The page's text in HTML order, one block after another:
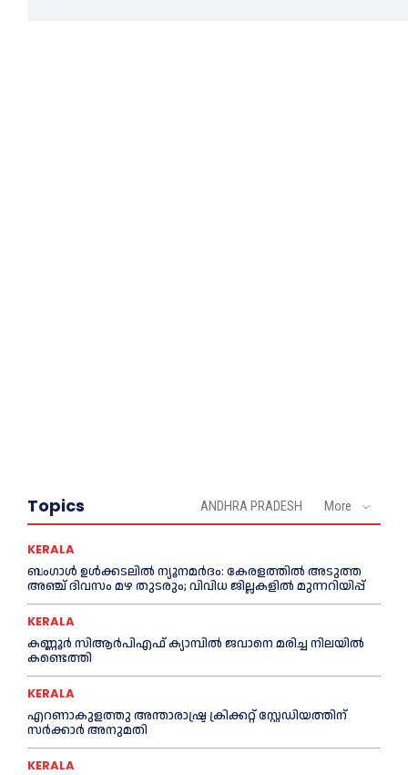
Topics ANDHRA PRADESH More
KERALA
ബംഗാൾ ഉൾക്കടലിൽ ന്യൂനമർദം: കേരളത്തിൽ അടുത്ത
അഞ്ച് ദിവസം മഴ തുടരും; വിവിധ ജില്ലകളിൽ മുന്നറിയിപ്പ്
KERALA
കണ്ണൂര്‍ സിആര്‍പിഎഫ് ക്യാമ്പില്‍ ജവാനെ മരിച്ച നിലയില്‍
കണ്ടെത്തി
KERALA
എറണാകുളത്തു അന്താരാഷ്ട്ര ക്രിക്കറ്റ് സ്റ്റേഡിയത്തിന്
സര്‍ക്കാര്‍ അനുമതി
KERALA